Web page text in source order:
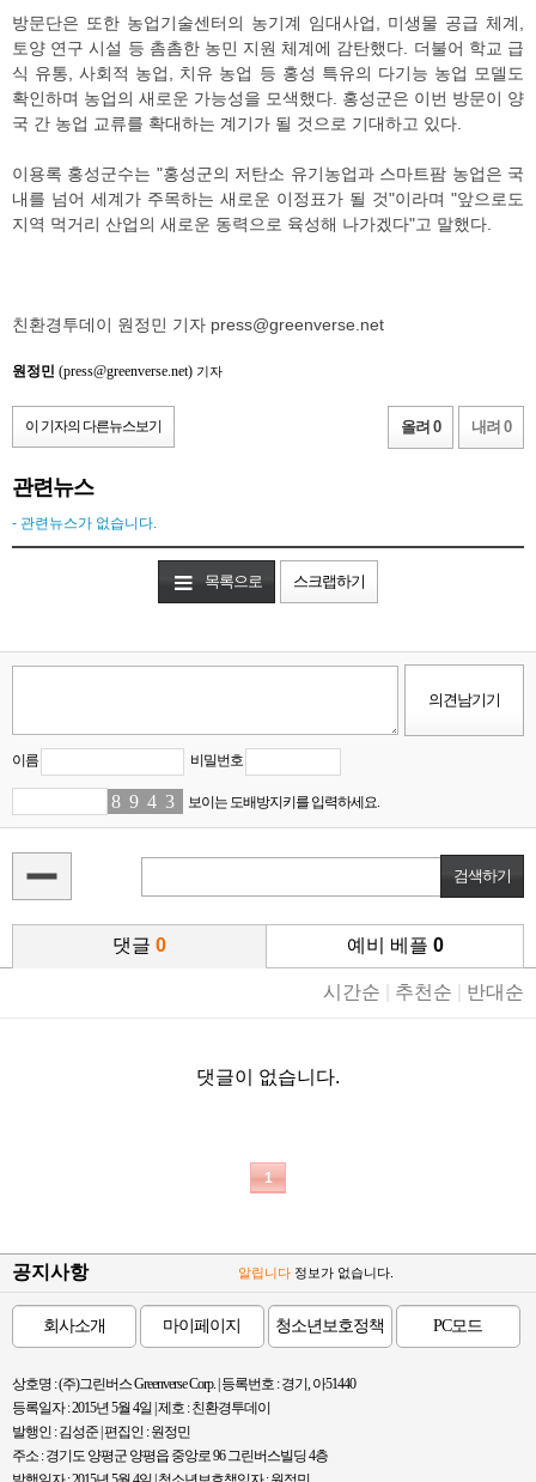
방문단은 또한 농업기술센터의 농기계 임대사업, 미생물 공급 체계,
토양 연구 시설 등 촘촘한 농민 지원 체계에 감탄했다. 더불어 학교 급
식 유통, 사회적 농업, 치유 농업 등 홍성 특유의 다기능 농업 모델도
확인하며 농업의 새로운 가능성을 모색했다. 홍성군은 이번 방문이 양
국 간 농업 교류를 확대하는 계기가 될 것으로 기대하고 있다.
이용록 홍성군수는 "홍성군의 저탄소 유기농업과 스마트팜 농업은 국
내를 넘어 세계가 주목하는 새로운 이정표가 될 것"이라며 "앞으로도
지역 먹거리 산업의 새로운 동력으로 육성해 나가겠다"고 말했다.
친환경투데이 원정민 기자 press@greenverse.net
원정민 (press@greenverse.net) 기자
이 기자의 다른뉴스보기 올려 0 내려 0
관련뉴스
- 관련뉴스가 없습니다.
목록으로 스크랩하기
이름 비밀번호
81 98 42 39 보이는 도배방지키를 입력하세요.
댓글 0 예비 베플 0
시간순 추천순 반대순
댓글이 없습니다.
1
공지사항 알립니다 정보가 없습니다.
회사소개 마이페이지 청소년보호정책 PC모드
상호명 : (주)그린버스 Greenverse Corp. | 등록번호 : 경기, 아51440
등록일자 : 2015년 5월 4일 | 제호 : 친환경투데이
발행인 : 김성준 | 편집인 : 원정민
주소 : 경기도 양평군 양평읍 중앙로 96 그린버스빌딩 4층